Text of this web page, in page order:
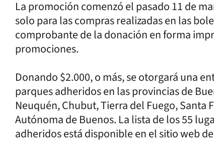
La promoción comenzó el pasado 11 de
solo para las compras realizadas en las
comprobante de la donación en forma
promociones.
Donando $2.000, o más, se otorgará una
parques adheridos en las provincias de
Neuquén, Chubut, Tierra del Fuego, Santa
Autónoma de Buenos. La lista de los 55
adheridos está disponible en el sitio web